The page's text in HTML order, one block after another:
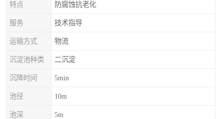
特点 防腐蚀抗老化
服务 技术指导
运输方式 物流
沉淀池种类 二沉淀
沉降时间 5min
池径 10m
池深 5m